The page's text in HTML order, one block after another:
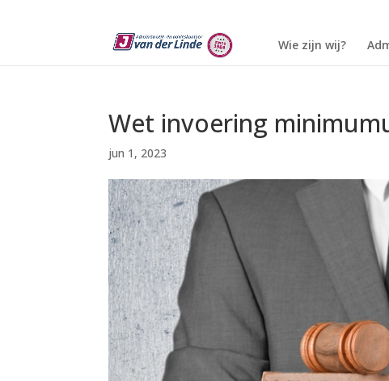
Wie zijn wij?
Wet invoering
jun 1, 2023